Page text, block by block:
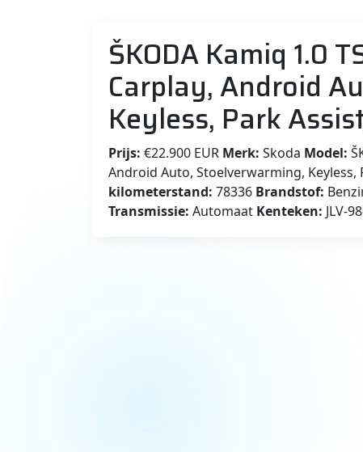
ŠKODA Kamiq 1.0
Carplay, Android
Keyless, Park
Prijs: €22.900 EUR Merk: Skoda Model:
Android Auto, Stoelverwarming, Keyless,
kilometerstand: 78336 Brandstof:
Transmissie: Automaat Kenteken: JLV-